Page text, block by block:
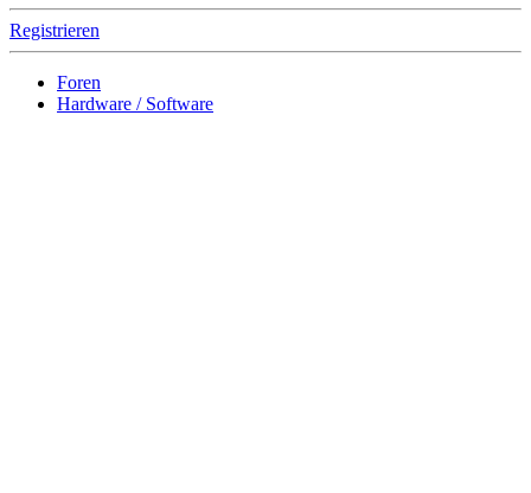
Registrieren
Foren
Hardware / Software